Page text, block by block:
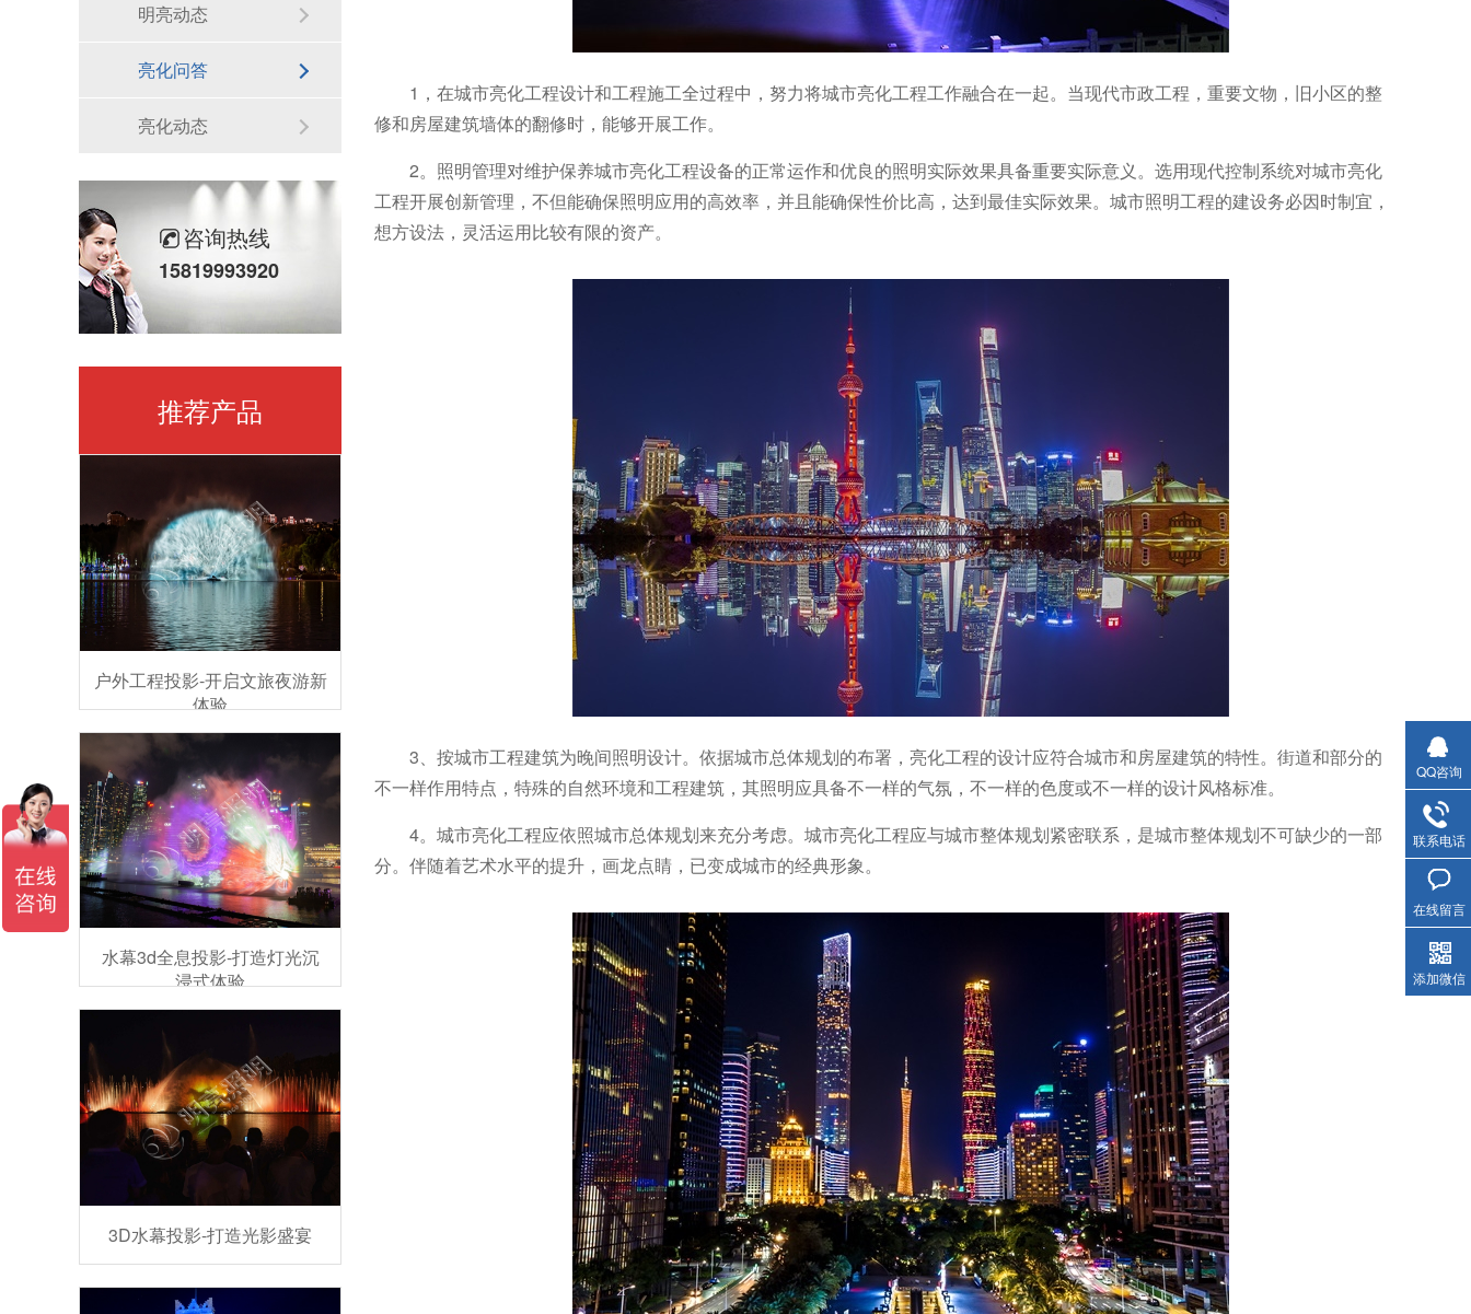
1，在城市亮化工程设计和工程施工全过程中，努力将城市亮化工程工作融合在一起。当现代市政工程，重要文物，旧小区的整
修和房屋建筑墙体的翻修时，能够开展工作。
2。照明管理对维护保养城市亮化工程设备的正常运作和优良的照明实际效果具备重要实际意义。选用现代控制系统对城市亮化
工程开展创新管理，不但能确保照明应用的高效率，并且能确保性价比高，达到最佳实际效果。城市照明工程的建设务必因时制宜，
想方设法，灵活运用比较有限的资产。
3、按城市工程建筑为晚间照明设计。依据城市总体规划的布署，亮化工程的设计应符合城市和房屋建筑的特性。街道和部分的
不一样作用特点，特殊的自然环境和工程建筑，其照明应具备不一样的气氛，不一样的色度或不一样的设计风格标准。
4。城市亮化工程应依照城市总体规划来充分考虑。城市亮化工程应与城市整体规划紧密联系，是城市整体规划不可缺少的一部
分。伴随着艺术水平的提升，画龙点睛，已变成城市的经典形象。
明亮动态
亮化问答
亮化动态
咨询热线
15819993920
推荐产品
户外工程投影-开启文旅夜游新
体验
水幕3d全息投影-打造灯光沉
浸式体验
3D水幕投影-打造光影盛宴
QQ咨询
联系电话
在线留言
添加微信